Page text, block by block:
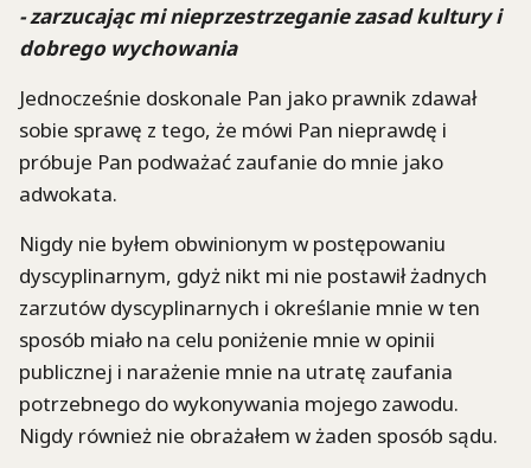
- zarzucając mi nieprzestrzeganie zasad kultury i
dobrego wychowania
Jednocześnie doskonale Pan jako prawnik zdawał
sobie sprawę z tego, że mówi Pan nieprawdę i
próbuje Pan podważać zaufanie do mnie jako
adwokata.
Nigdy nie byłem obwinionym w postępowaniu
dyscyplinarnym, gdyż nikt mi nie postawił żadnych
zarzutów dyscyplinarnych i określanie mnie w ten
sposób miało na celu poniżenie mnie w opinii
publicznej i narażenie mnie na utratę zaufania
potrzebnego do wykonywania mojego zawodu.
Nigdy również nie obrażałem w żaden sposób sądu.